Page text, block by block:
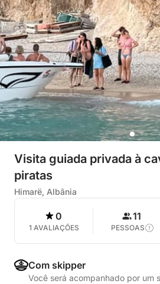
Visita guiada privada à
piratas
Himarë, Albânia
0
1 AVALIAÇÕES
11
PESSOAS
Com skipper
Você será acompanhado por um